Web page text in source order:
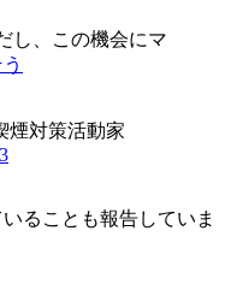
し、この機会にマ
対策活動家
ることも報告していま